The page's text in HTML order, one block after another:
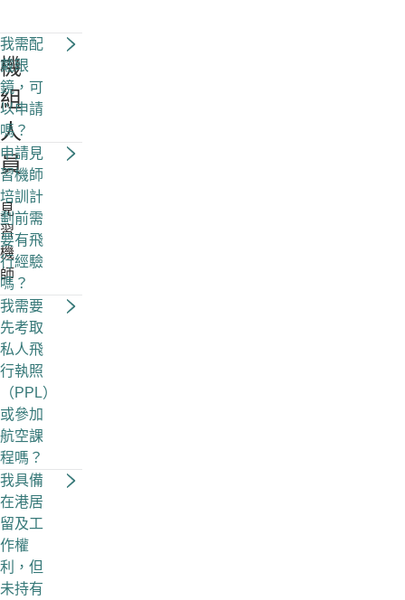
機
組
人
員
見
習
機
師
我需配
戴眼
鏡，可
以申請
嗎？
申請見
習機師
培訓計
劃前需
要有飛
行經驗
嗎？
我需要
先考取
私人飛
行執照
（PPL）
或參加
航空課
程嗎？
我具備
在港居
留及工
作權
利，但
未持有